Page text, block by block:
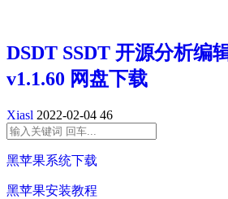
DSDT SSDT 开源分析编
v1.1.60 网盘下载
Xiasl 2022-02-04 46
黑苹果系统下载
黑苹果安装教程